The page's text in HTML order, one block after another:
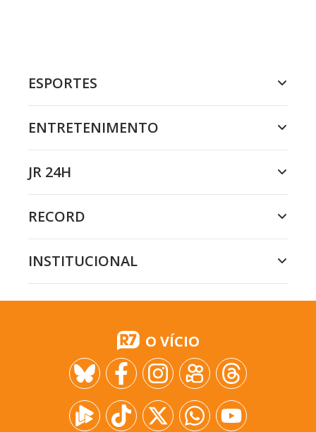
ESPORTES
ENTRETENIMENTO
JR 24H
RECORD
INSTITUCIONAL
O VÍCIO